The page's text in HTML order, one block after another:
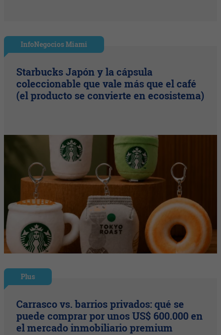
InfoNegocios Miami
Starbucks Japón y la cápsula
coleccionable que vale más que el café
(el producto se convierte en ecosistema)
Plus
Carrasco vs. barrios privados: qué se
puede comprar por unos US$ 600.000 en
el mercado inmobiliario premium